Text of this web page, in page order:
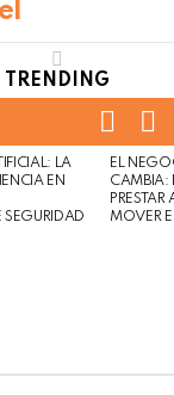
TRENDING
LA
EN
SEGURIDAD
EL
CAMBIA:
MOVER